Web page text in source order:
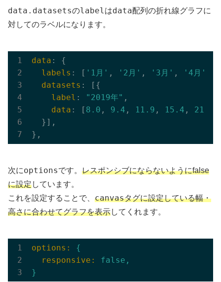
data.datasetsのlabel はdata配列の折れ線グラフに
対してのラベルになります。
data : {
labels : [ '1月' , '2月' , '3月' , '4月'
datasets : [{
label : "2019年" ,
data : [ 8.0 , 9.4 , 11.9 , 15.4 , 21.1
  }],
次にoptionsです。 レスポンシブにならないようにfalse
に設定しています。
これを設定することで、 canvasタグに設定している幅・
高さに合わせてグラフを表示してくれます。
options:
{
  responsive:
false ,
}